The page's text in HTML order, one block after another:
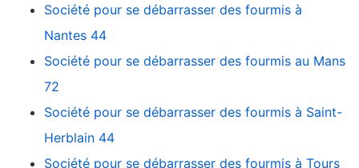
Société pour se débarrasser des fourmis à
Nantes 44
Société pour se débarrasser des fourmis au Mans
72
Société pour se débarrasser des fourmis à Saint-
Herblain 44
Société pour se débarrasser des fourmis à Tours